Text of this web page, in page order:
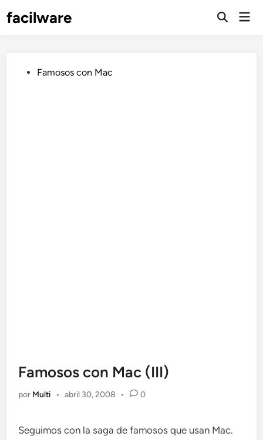
facilware
Publicado
Famosos con Mac
Famosos con Mac (III)
por Multi • abril 30, 2008 • 0
Seguimos con la saga de famosos que usan Mac.